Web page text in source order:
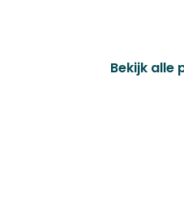
Bekijk alle